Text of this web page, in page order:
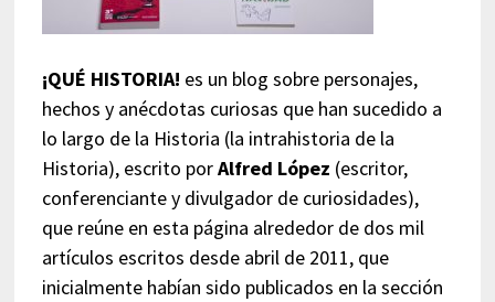
¡QUÉ HISTORIA! es un blog sobre personajes,
hechos y anécdotas curiosas que han sucedido a
lo largo de la Historia (la intrahistoria de la
Historia), escrito porAlfred López (escritor,
conferenciante y divulgador de curiosidades),
que reúne en esta página alrededor de dos mil
artículos escritos desde abril de 2011, que
inicialmente habían sido publicados en la sección